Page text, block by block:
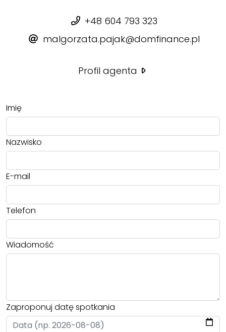
+48 604 793 323
malgorzata.pajak@domfinance.pl
Profil agenta
Imię
Nazwisko
E-mail
Telefon
Wiadomość
Zaproponuj datę spotkania